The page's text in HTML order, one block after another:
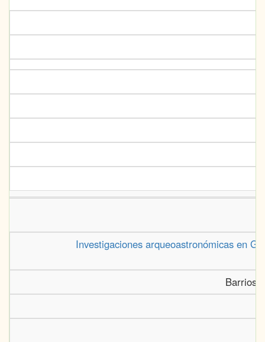
Investigaciones arqueoastronómicas en
Barrios